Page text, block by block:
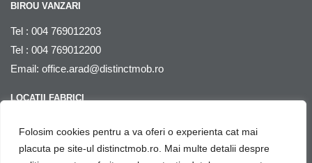
Folosim cookies pentru a va oferi o experienta cat mai
placuta pe site-ul distinctmob.ro. Mai multe detalii despre
BIROU VANZARI
Tel : 004 769012203
Tel : 004 769012200
Email: office.arad@distinctmob.ro
LOCATII FABRICI
Romania